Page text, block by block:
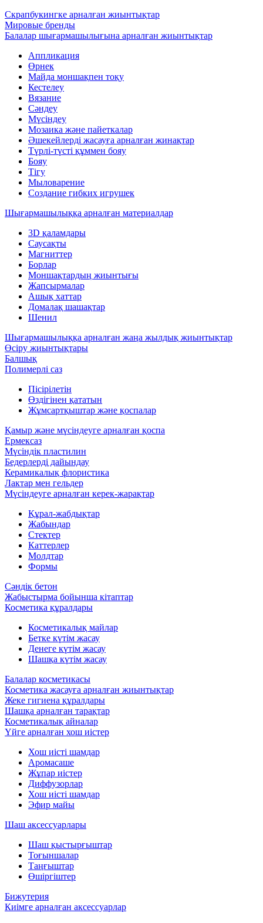
Скрапбукингке арналған жиынтықтар
Мировые бренды
Балалар шығармашылығына арналған жиынтықтар
Аппликация
Өрнек
Майда моншақпен тоқу
Кестелеу
Вязание
Сәндеу
Мүсіндеу
Мозаика және пайеткалар
Әшекейлерді жасауға арналған жинақтар
Түрлі-түсті құммен бояу
Бояу
Тігу
Мыловарение
Создание гибких игрушек
Шығармашылыққа арналған материалдар
3D қаламдары
Саусақты
Магниттер
Борлар
Моншақтардың жиынтығы
Жапсырмалар
Ашық хаттар
Домалақ шашақтар
Шенил
Шығармашылыққа арналған жаңа жылдық жиынтықтар
Өсіру жиынтықтары
Балшық
Полимерлі саз
Пісірілетін
Өздігінен қататын
Жұмсартқыштар және қоспалар
Қамыр және мүсіндеуге арналған қоспа
Ермексаз
Мүсіндік пластилин
Бедерлерді дайындау
Керамикалық флористика
Лактар мен гельдер
Мүсіндеуге арналған керек-жарақтар
Құрал-жабдықтар
Жабындар
Стектер
Каттерлер
Молдтар
Формы
Сәндік бетон
Жабыстырма бойынша кітаптар
Косметика құралдары
Косметикалық майлар
Бетке күтім жасау
Денеге күтім жасау
Шашқа күтім жасау
Балалар косметикасы
Косметика жасауға арналған жиынтықтар
Жеке гигиена құралдары
Шашқа арналған тарақтар
Косметикалық айналар
Үйге арналған хош иістер
Хош иісті шамдар
Аромасаше
Жұпар иістер
Диффузорлар
Хош иісті шамдар
Эфир майы
Шаш аксессуарлары
Шаш қыстырғыштар
Тоғыншалар
Таңғыштар
Өшіргіштер
Бижутерия
Киімге арналған аксессуарлар